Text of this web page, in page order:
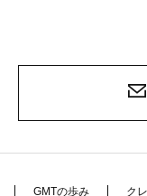
GMTの歩み ク